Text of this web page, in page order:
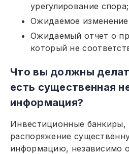
урегулирование спора;
Ожидаемое изменение
Ожидаемый отчет о
который не
Что вы должны
есть существенная
информация?
Инвестиционные банкиры,
распоряжение
информацию, независимо